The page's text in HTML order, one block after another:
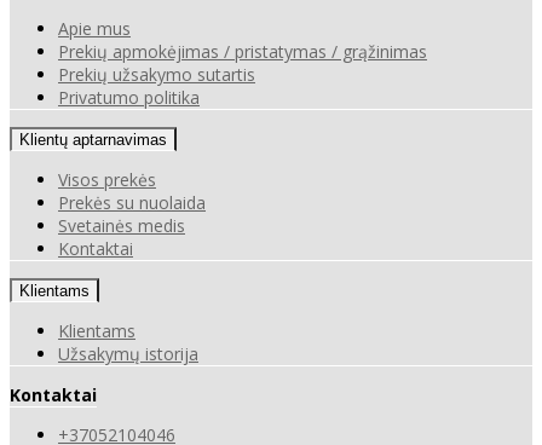
Apie mus
Prekių apmokėjimas / pristatymas / grąžinimas
Prekių užsakymo sutartis
Privatumo politika
Klientų aptarnavimas
Visos prekės
Prekės su nuolaida
Svetainės medis
Kontaktai
Klientams
Klientams
Užsakymų istorija
Kontaktai
+37052104046